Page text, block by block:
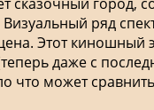
ряд
Этот киношный
даже с
что может